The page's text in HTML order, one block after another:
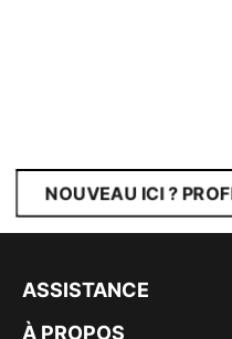
NOUVEAU ICI ?
ASSISTANCE
À PROPOS